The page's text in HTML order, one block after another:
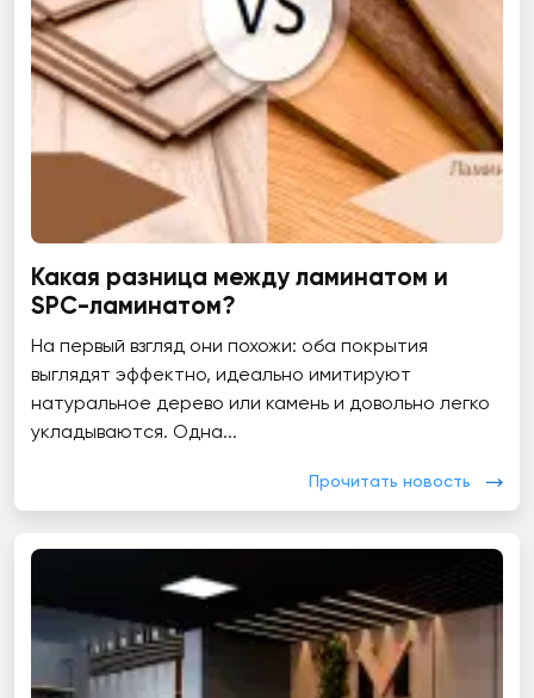
Какая разница между ламинатом и
SPC-ламинатом?
На первый взгляд они похожи: оба покрытия
выглядят эффектно, идеально имитируют
натуральное дерево или камень и довольно легко
укладываются. Одна...
Прочитать новость